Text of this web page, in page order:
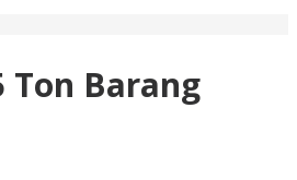
Ton Barang